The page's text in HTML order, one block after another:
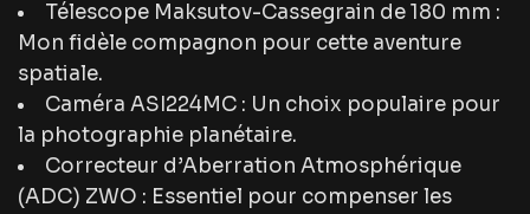
Télescope Maksutov-Cassegrain de 180 mm :
Mon fidèle compagnon pour cette aventure
spatiale.
Caméra ASI224MC : Un choix populaire pour
la photographie planétaire.
Correcteur d’Aberration Atmosphérique
(ADC) ZWO : Essentiel pour compenser les